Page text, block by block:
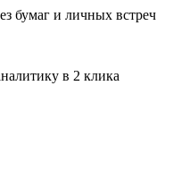
бумаг и личных встреч
в 2 клика